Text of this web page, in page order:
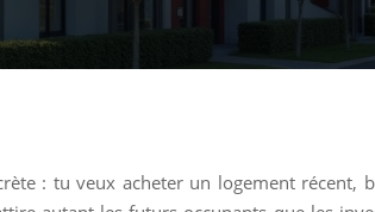
: tu veux acheter un logement récent,